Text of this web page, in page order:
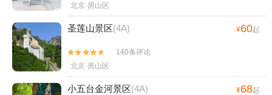
北京·房山区
圣莲山景区(4A) ¥60起


140条评论
北京·房山区
小五台金河景区(4A) ¥68起